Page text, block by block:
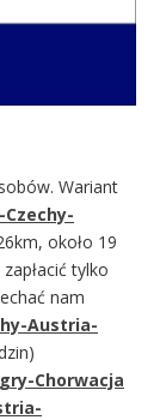
Wariant
około 19
tylko
nam
Austria-
Chorwacja